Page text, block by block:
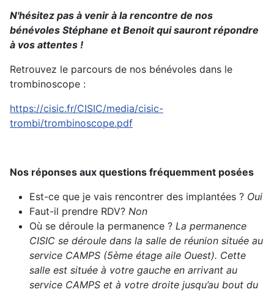
N'hésitez pas à venir à la rencontre de nos
bénévoles Stéphane et Benoit qui sauront répondre
à vos attentes !
Retrouvez le parcours de nos bénévoles dans le
trombinoscope :
https://cisic.fr/CISIC/media/cisic-
trombi/trombinoscope.pdf
Nos réponses aux questions fréquemment posées
Est-ce que je vais rencontrer des implantées ? Oui
Faut-il prendre RDV? Non
Où se déroule la permanence ? La permanence
CISIC se déroule dans la salle de réunion située au
service CAMPS (5ème étage aile Ouest). Cette
salle est située à votre gauche en arrivant au
service CAMPS et à votre droite jusqu’au bout du